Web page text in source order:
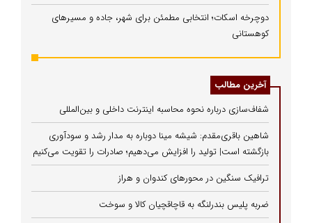
دوچرخه اسکات؛ انتخابی مطمئن برای شهر، جاده و مسیرهای
کوهستانی
آخرین مطالب
شفاف‌سازی درباره نحوه محاسبه اینترنت داخلی و بین‌المللی
شاهین باقری‌مقدم: شیشه مینا دوباره به مدار رشد و سودآوری
بازگشته است| تولید را افزایش می‌دهیم؛ صادرات را تقویت می‌کنیم
ترافیک سنگین در محورهای کندوان و هراز
ضربه پلیس بندرلنگه به قاچاقچیان کالا و سوخت